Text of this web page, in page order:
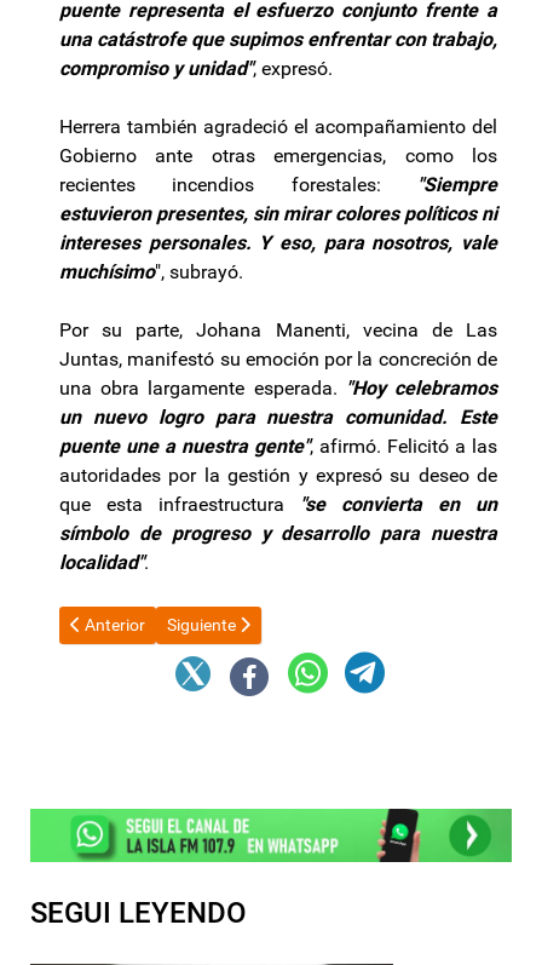
puente representa el esfuerzo conjunto frente a
una catástrofe que supimos enfrentar con trabajo,
compromiso y unidad", expresó.
Herrera también agradeció el acompañamiento del
Gobierno ante otras emergencias, como los
recientes incendios forestales:
"Siempre
estuvieron presentes, sin mirar colores políticos ni
intereses personales. Y eso, para nosotros, vale
muchísimo", subrayó.
Por su parte, Johana Manenti, vecina de Las
Juntas, manifestó su emoción por la concreción de
una obra largamente esperada. "Hoy celebramos
un nuevo logro para nuestra comunidad. Este
puente une a nuestra gente", afirmó. Felicitó a las
autoridades por la gestión y expresó su deseo de
que esta infraestructura
"se convierta en un
símbolo de progreso y desarrollo para nuestra
localidad".
Artículo anterior: Cuándo vence el plazo para que Javier Milei
Anterior Artículo siguiente: Bancos acusan al Congreso
Siguiente
SEGUI LEYENDO